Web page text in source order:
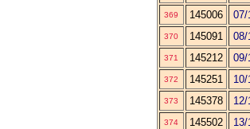
369 145006 07/
370 145091 08/
371 145212 09/
372 145251 10/
373 145378 12/
374 145502 13/